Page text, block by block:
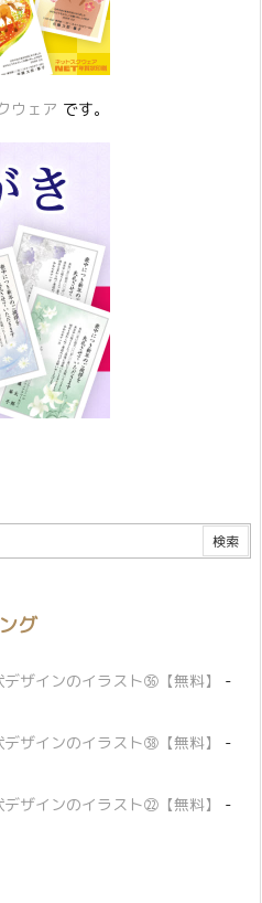
ウェア です。
グ
ザインのイラスト㊱【無料】
-
ザインのイラスト㊳【無料】
-
ザインのイラスト㉒【無料】
-